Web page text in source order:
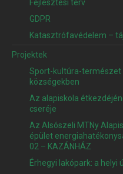
Fejlesztési terv
GDPR
Katasztrófavédelem –
Projektek
Sport-kultúra-természet
községekben
Az alapiskola
cseréje
Az Alsószeli MTNy
épület
02 – KAZÁNHÁZ
Érhegyi lakópark: a